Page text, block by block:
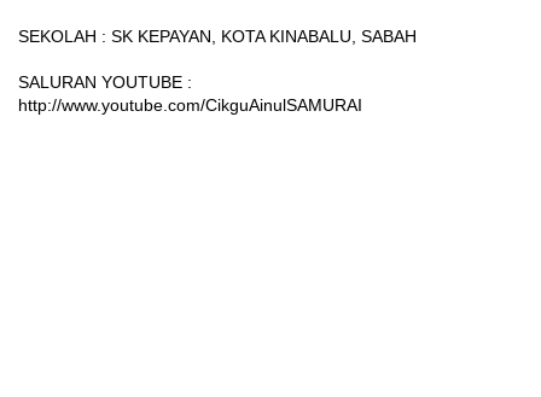
SEKOLAH : SK KEPAYAN, KOTA KINABALU, SABAH
http://www.youtube.com/CikguAinulSAMURAI